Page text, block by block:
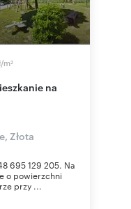
m2
Złota
695 129 205. Na
o powierzchni
przy ...